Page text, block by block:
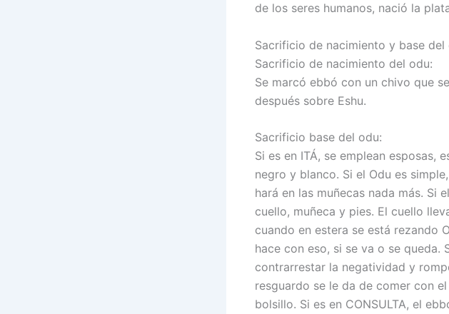
de los seres humanos, nació la
Sacrificio de nacimiento y base del
Sacrificio de nacimiento del odu:
Se marcó ebbó con un chivo que
después sobre Eshu.
Sacrificio base del odu:
Si es en ITÁ, se emplean esposas,
negro y blanco. Si el Odu es
hará en las muñecas nada más. Si
cuello, muñeca y pies. El cuello
cuando en estera se está rezando
hace con eso, si se va o se queda.
contrarrestar la negatividad y
resguardo se le da de comer con
bolsillo. Si es en CONSULTA, el